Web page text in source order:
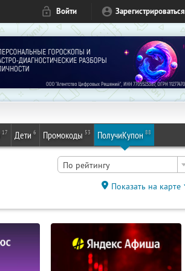
Войти Зарегистрироваться
17 Дети 6 Промокоды 53 ПолучиКупон 88
По рейтингу
Показать на карте